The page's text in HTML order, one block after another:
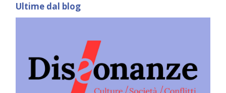
Ultime dal blog